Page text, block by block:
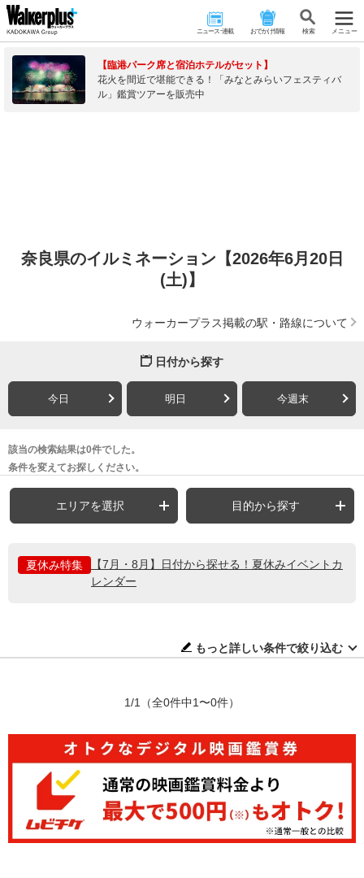
ニュース･連載 おでかけ情報 検 索 メニュー
【臨港パーク席と宿泊ホテルがセット】
花火を間近で堪能できる！「みなとみらいフェスティバ
ル」鑑賞ツアーを販売中
奈良県のイルミネーション【2026年6月20日
(土)】
ウォーカープラス掲載の駅・路線について
日付から探す
今日 明日 今週末
該当の検索結果は0件でした。
条件を変えてお探しください。
エリアを選択 目的から探す
夏休み特集
【7月・8月】日付から探せる！夏休みイベントカ
レンダー
もっと詳しい条件で絞り込む
1/1 （全0件中1〜0件）